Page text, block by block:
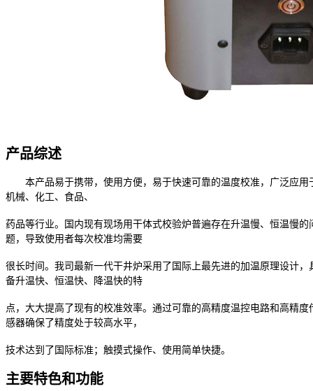
产品综述
本产品易于携带，使用方便，易于快速可靠的温度校准，广泛应用
机械、化工、食品、
药品等行业。国内现有现场用干体式校验炉普遍存在升温慢、恒温慢的
题，导致使用者每次校准均需要
很长时间。我司最新一代干井炉采用了国际上最先进的加温原理设计，
备升温快、恒温快、降温快的特
点，大大提高了现有的校准效率。通过可靠的高精度温控电路和高精度
感器确保了精度处于较高水平，
技术达到了国际标准；触摸式操作、使用简单快捷。
主要特色和功能